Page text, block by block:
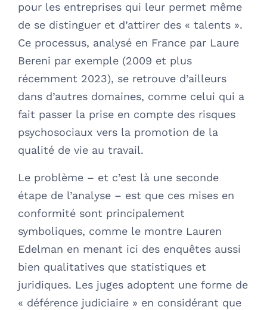
pour les entreprises qui leur permet même
de se distinguer et d’attirer des « talents ».
Ce processus, analysé en France par Laure
Bereni par exemple (2009 et plus
récemment 2023), se retrouve d’ailleurs
dans d’autres domaines, comme celui qui a
fait passer la prise en compte des risques
psychosociaux vers la promotion de la
qualité de vie au travail.
Le problème – et c’est là une seconde
étape de l’analyse – est que ces mises en
conformité sont principalement
symboliques, comme le montre Lauren
Edelman en menant ici des enquêtes aussi
bien qualitatives que statistiques et
juridiques. Les juges adoptent une forme de
« déférence judiciaire » en considérant que